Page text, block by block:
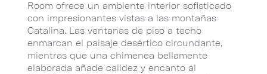
Room ofrece un ambiente interior sofisticado
con impresionantes vistas a las montañas
Catalina. Las ventanas de piso a techo
enmarcan el paisaje desértico circundante,
mientras que una chimenea bellamente
elaborada añade calidez y encanto al